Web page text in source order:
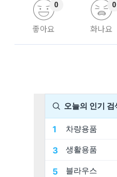
좋아요
0
화나요
0